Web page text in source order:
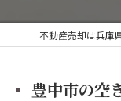
豊中市の空